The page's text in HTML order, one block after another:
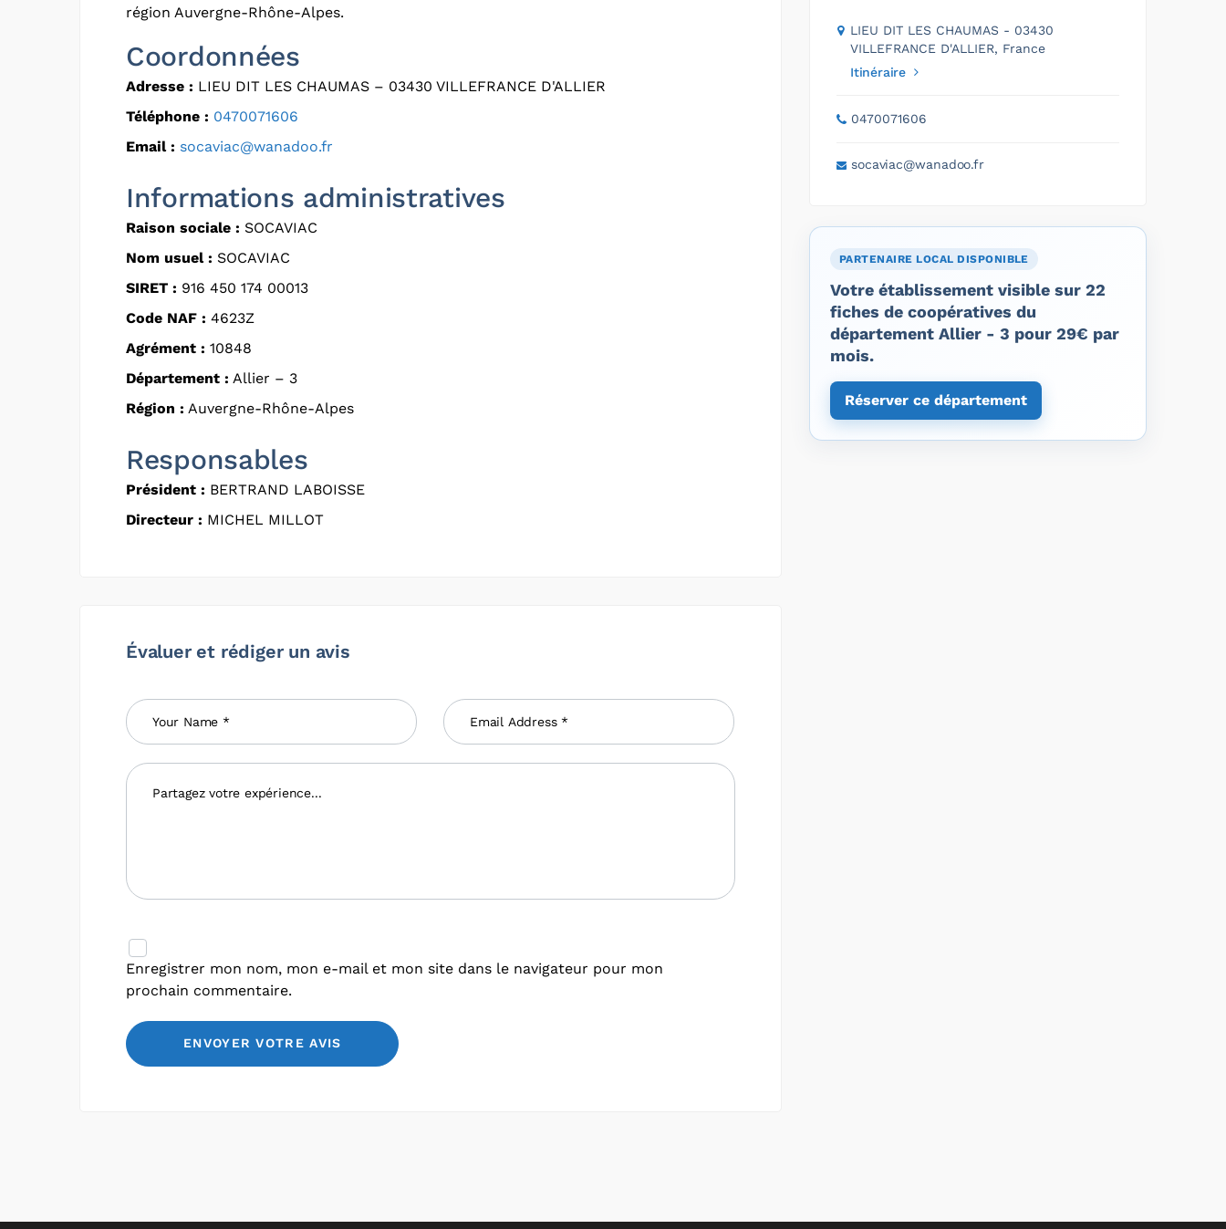
région Auvergne-Rhône-Alpes.
Coordonnées
Adresse : LIEU DIT LES CHAUMAS – 03430 VILLEFRANCE D'ALLIER
Téléphone : 0470071606
Email : socaviac@wanadoo.fr
Informations administratives
Raison sociale : SOCAVIAC
Nom usuel : SOCAVIAC
SIRET : 916 450 174 00013
Code NAF : 4623Z
Agrément : 10848
Département : Allier – 3
Région : Auvergne-Rhône-Alpes
Responsables
Président : BERTRAND LABOISSE
Directeur : MICHEL MILLOT
Évaluer et rédiger un avis
Enregistrer mon nom, mon e-mail et mon site dans le navigateur pour mon
prochain commentaire.
LIEU DIT LES CHAUMAS - 03430
VILLEFRANCE D'ALLIER, France
Itinéraire
0470071606
socaviac@wanadoo.fr
PARTENAIRE LOCAL DISPONIBLE
Votre établissement visible sur 22
fiches de coopératives du
département Allier - 3 pour 29€ par
mois.
Réserver ce département